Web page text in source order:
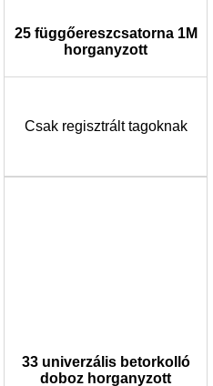
25 függőereszcsatorna 1M
horganyzott
Csak regisztrált tagoknak
33 univerzális betorkolló
doboz horganyzott